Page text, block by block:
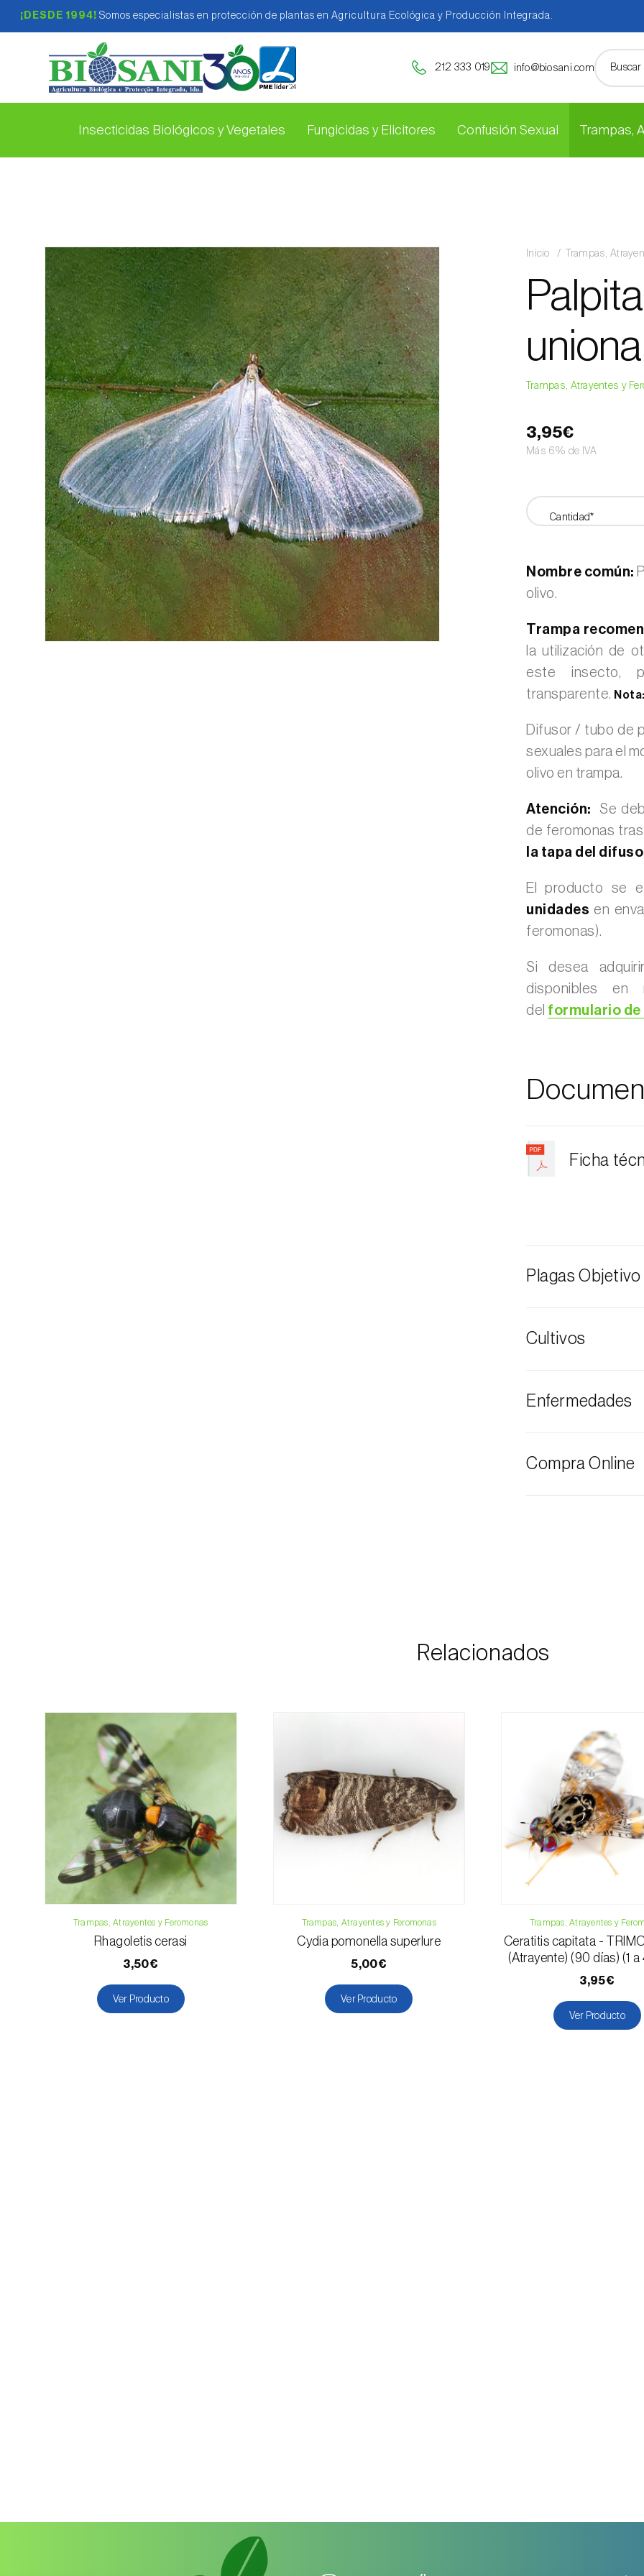
¡DESDE 1994! Somos especialistas en protección de plantas en Agricultura Ecológica y Producción Integrada.
212 333 019 info@biosani.com
Insecticidas Biológicos y Vegetales Fungicidas y Elicitores Confusión Sexual Trampas,
Inicio Trampas,
Trampas, Atrayentes y
3,95€
Más 6% de IVA
Cantidad*
Nombre común:
olivo.
Trampa
la utilización de
este insecto,
transparente. Nota:
Difusor / tubo de
sexuales para el
olivo en trampa.
Atención:
Se
de feromonas
la tapa del
El producto se
unidadesen
feromonas).
Si desea
disponibles en
del formulario
Ficha
Plagas Objetivo
Cultivos
Madroño
Enfermedades
Compra Online
pago.
Teléfono:212
Email:
Formulario de
Relacionados
Trampas, Atrayentes y Feromonas
Rhagoletis cerasi
3,50€
Ver Producto
Trampas, Atrayentes y Feromonas
Cydia pomonella superlure
5,00€
Ver Producto
Trampas, Atrayentes y
Ceratitis capitata -
(Atrayente) (90 días) (1 a
3,95€
Ver Producto